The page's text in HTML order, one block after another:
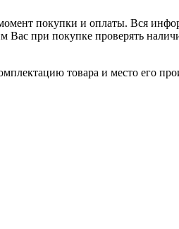
покупки и оплаты. Вся
Вас при покупке проверять
товара и место его